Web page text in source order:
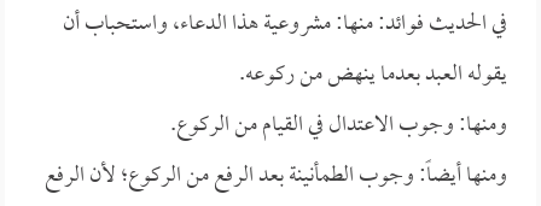
في الحديث فوائد: منها: مشروعية هذا الدعاء، واستحباب أن
يقوله العبد بعدما ينهض من ركوعه.
ومنها: وجوب الاعتدال في القيام من الركوع.
ومنها أيضاً: وجوب الطمأنينة بعد الرفع من الركوع؛ لأن الرفع